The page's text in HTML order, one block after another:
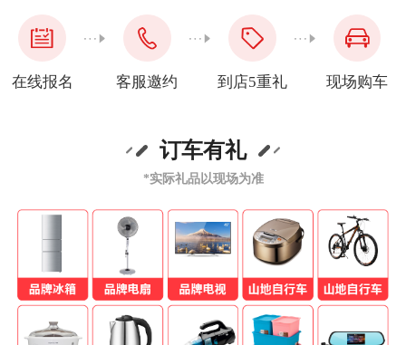
在线报名 客服邀约 到店5重礼 现场购车
订车有礼
*实际礼品以现场为准